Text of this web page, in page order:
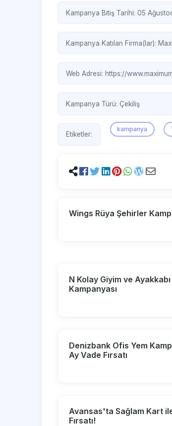
Kampanya Bitiş Tarihi: 05
Kampanya Katılan Firma(lar):
Web Adresi: https://
Kampanya Türü: Çekiliş
Etiketler:
kampanya
Wings Rüya Şehirler
N Kolay Giyim ve
Kampanyası
Denizbank Ofis Yem
Ay Vade Fırsatı
Avansas'ta Sağlam Kart
Fırsatı!